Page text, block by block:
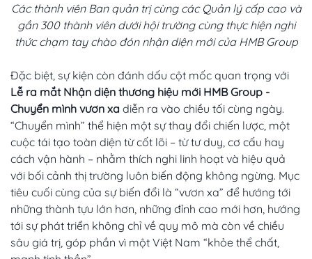
Các thành viên Ban quản trị cùng các Quản lý cấp cao và
gần 300 thành viên dưới hội trường cùng thực hiện nghi
thức chạm tay chào đón nhận diện mới của HMB Group
Đặc biệt, sự kiện còn đánh dấu cột mốc quan trọng với
Lễ ra mắt Nhận diện thương hiệu mới HMB Group -
Chuyển mình vươn xa diễn ra vào chiều tối cùng ngày.
“Chuyển mình” thể hiện một sự thay đổi chiến lược, một
cuộc tái tạo toàn diện từ cốt lõi – từ tư duy, cơ cấu hay
cách vận hành – nhằm thích nghi linh hoạt và hiệu quả
với bối cảnh thị trường luôn biến động không ngừng. Mục
tiêu cuối cùng của sự biến đổi là “vươn xa” để hướng tới
những thành tựu lớn hơn, những đỉnh cao mới hơn, hướng
tới sự phát triển không chỉ về quy mô mà còn về chiều
sâu giá trị, góp phần vì một Việt Nam “khỏe thể chất,